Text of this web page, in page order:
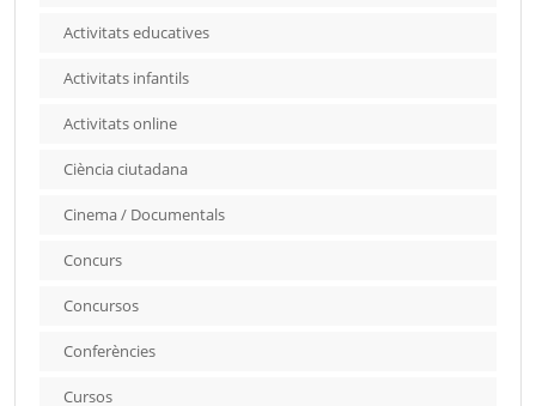
Activitats educatives
Activitats infantils
Activitats online
Ciència ciutadana
Cinema / Documentals
Concurs
Concursos
Conferències
Cursos